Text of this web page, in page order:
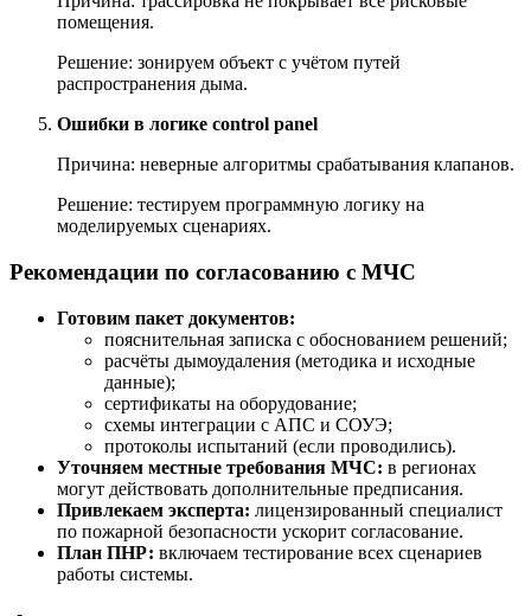
помещения.
Решение: зонируем объект с учётом путей
распространения дыма.
Ошибки в логике control panel
Причина: неверные алгоритмы срабатывания клапанов.
Решение: тестируем программную логику на
моделируемых сценариях.
Рекомендации по согласованию с МЧС
Готовим пакет документов:
пояснительная записка с обоснованием решений;
расчёты дымоудаления (методика и исходные
данные);
сертификаты на оборудование;
схемы интеграции с АПС и СОУЭ;
протоколы испытаний (если проводились).
Уточняем местные требования МЧС: в регионах
могут действовать дополнительные предписания.
Привлекаем эксперта: лицензированный специалист
по пожарной безопасности ускорит согласование.
План ПНР: включаем тестирование всех сценариев
работы системы.